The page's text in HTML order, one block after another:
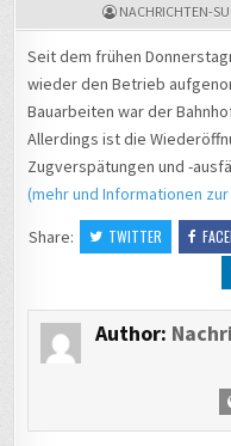
NACHRICHTEN-
Seit dem frühen
wieder den Betrieb
Bauarbeiten war der
Allerdings ist die
Zugverspätungen und -
(mehr und Informationen
Share:
TWITTER
Author: